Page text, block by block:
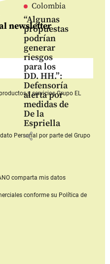
Colombia
“Algunas
propuestas
podrían
generar
riesgos
para los
DD. HH.”:
Defensoría
alerta por
medidas de
De la
Espriella
share
newsletter
y serviciosGrupo EL
Personal por parte del Grupo
comparta mis datos
conforme su Política de